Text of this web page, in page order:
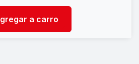
a carro